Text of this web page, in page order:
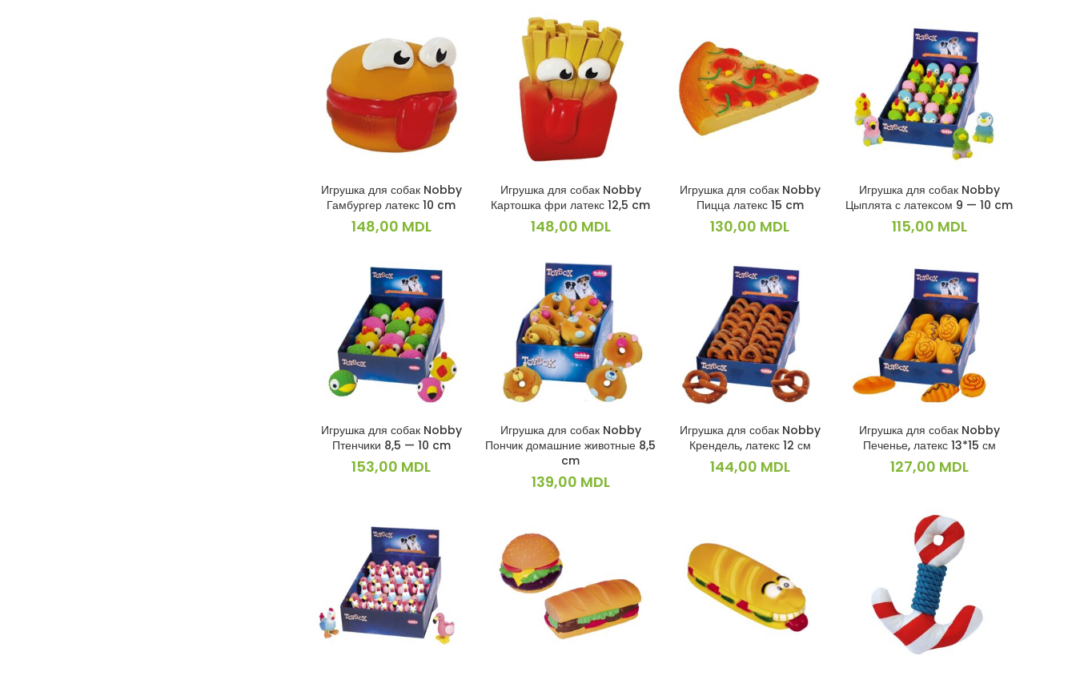
В КОРЗИНУ
Игрушка для собак Nobby
Гамбургер латекс 10 cm
148,00 MDL
В КОРЗИНУ
Игрушка для собак Nobby
Картошка фри латекс 12,5 cm
148,00 MDL
В КОРЗИНУ
Игрушка для собак Nobby
Пицца латекс 15 cm
130,00 MDL
В КОРЗИНУ
Игрушка для собак Nobby
Цыплята с латексом 9 — 10 cm
115,00 MDL
В КОРЗИНУ
Игрушка для собак Nobby
Птенчики 8,5 — 10 cm
153,00 MDL
В КОРЗИНУ
Игрушка для собак Nobby
Пончик домашние животные 8,5
cm
139,00 MDL
В КОРЗИНУ
Игрушка для собак Nobby
Крендель, латекс 12 см
144,00 MDL
В КОРЗИНУ
Игрушка для собак Nobby
Печенье, латекс 13*15 см
127,00 MDL